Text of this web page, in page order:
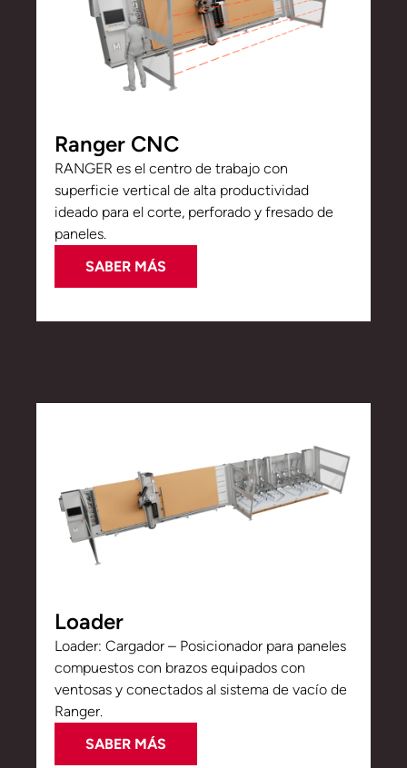
Ranger CNC
RANGER es el centro de trabajo con
superficie vertical de alta productividad
ideado para el corte, perforado y fresado de
paneles.
SABER MÁS
Loader
Loader: Cargador – Posicionador para paneles
compuestos con brazos equipados con
ventosas y conectados al sistema de vacío de
Ranger.
SABER MÁS